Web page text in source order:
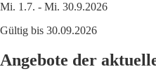
Mi. 1.7. - Mi. 30.9.2026
Gültig bis 30.09.2026
Angebote der